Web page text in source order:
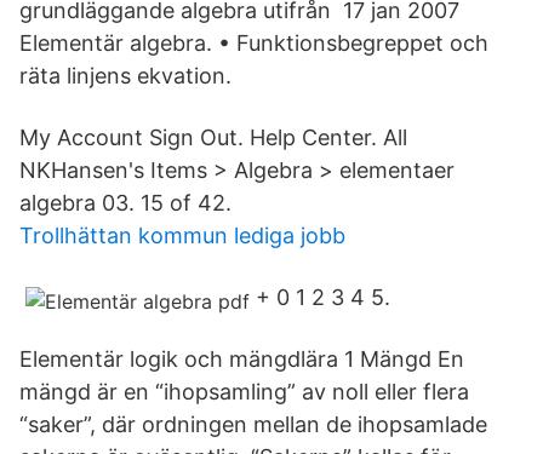
grundläggande algebra utifrån 17 jan 2007
Elementär algebra. • Funktionsbegreppet och
räta linjens ekvation.
My Account Sign Out. Help Center. All
NKHansen's Items > Algebra > elementaer
algebra 03. 15 of 42.
Trollhättan kommun lediga jobb
+ 0 1 2 3 4 5.
Elementär logik och mängdlära 1 Mängd En
mängd är en “ihopsamling” av noll eller flera
“saker”, där ordningen mellan de ihopsamlade